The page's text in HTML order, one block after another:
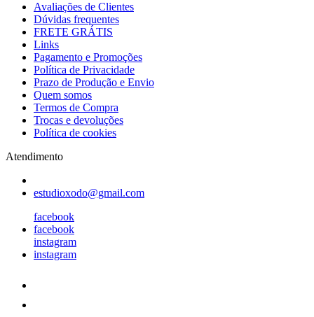
Avaliações de Clientes
Dúvidas frequentes
FRETE GRÁTIS
Links
Pagamento e Promoções
Política de Privacidade
Prazo de Produção e Envio
Quem somos
Termos de Compra
Trocas e devoluções
Política de cookies
Atendimento
estudioxodo@gmail.com
facebook
facebook
instagram
instagram